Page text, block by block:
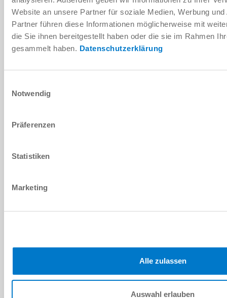
Website an unsere Partner für soziale Medien, Werbung
Partner führen diese Informationen möglicherweise mit
die Sie ihnen bereitgestellt haben oder die sie im Rahmen
gesammelt haben. Datenschutzerklärung
Notwendig
Präferenzen
Statistiken
Marketing
Alle zulassen
Auswahl erlauben
Fiche
Fiche/Prise/Fiche